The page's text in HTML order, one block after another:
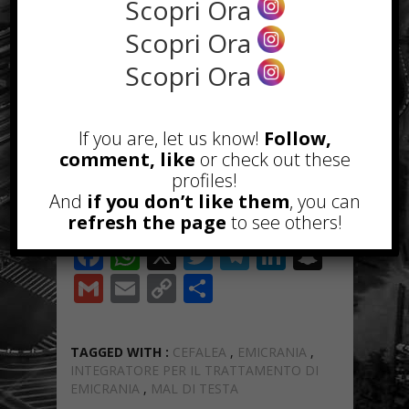
trattamenti in corso.
F
ac
e
b
o
W
h
at
s
A
X T
w
itt
er
T
gr
a
Li
e
dI
S
G
ai
l
E
ai
l
C
p
y
C
n
di
TAGGED WITH : CEFALEA , EMICRANIA ,
INTEGRATORE PER IL TRATTAMENTO DI
EMICRANIA , MAL DI TESTA
Scopri Ora
Scopri Ora
Scopri Ora
If you are, let us know! Follow,
comment, like or check out these
profiles!
And if you don’t like them, you can
refresh the page to see others!